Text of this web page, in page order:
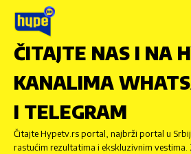
ČITAJTE NAS I NA
KANALIMA
I TELEGRAM
Čitajte Hypetv.rs portal, najbrži portal u
rastućim rezultatima i ekskluzivnim vestima.